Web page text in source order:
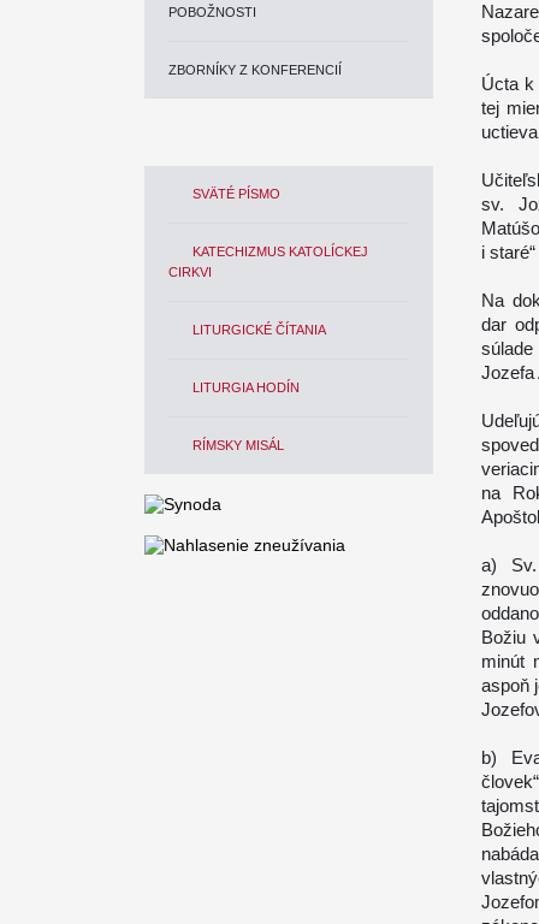
POBOŽNOSTI
ZBORNÍKY Z KONFERENCIÍ
SVÄTÉ PÍSMO
KATECHIZMUS KATOLÍCKEJ
CIRKVI
LITURGICKÉ ČÍTANIA
LITURGIA HODÍN
RÍMSKY MISÁL
Úcta k
tej
sv.
i
Na
dar
Jozefa
na
a)
Božiu
minút
aspoň
b)